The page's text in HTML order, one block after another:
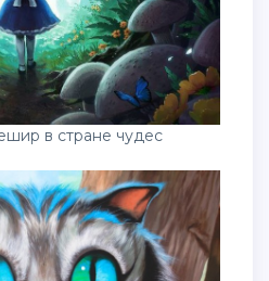
в стране чудес